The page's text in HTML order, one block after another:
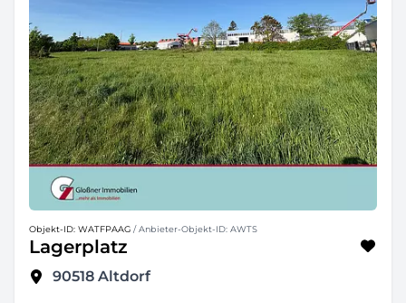
Objekt-ID: WATFPAAG / Anbieter-Objekt-ID: AWTS
Lagerplatz
90518 Altdorf